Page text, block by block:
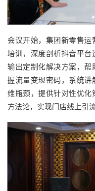
会议开始，集团新零售运
培训，深度剖析抖音平台
输出定制化解决方案，帮
握流量变现密码，系统讲
维瓶颈，提供针对性优化
方法论，实现门店线上引